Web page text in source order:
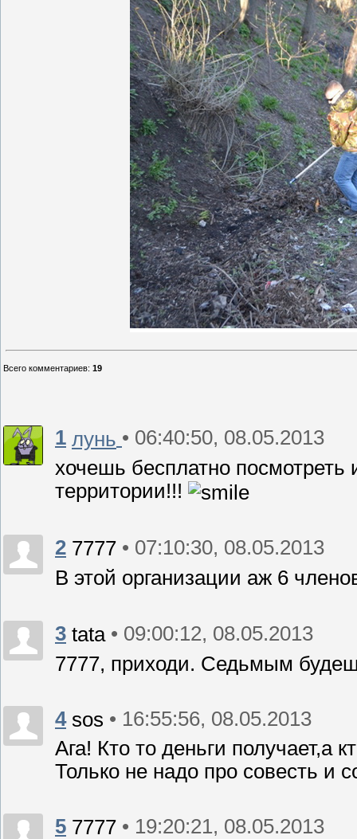
Всего комментариев: 19
1 лунь • 06:40:50, 08.05.2013
хочешь бесплатно посмотреть
территории!!!
2 7777 • 07:10:30, 08.05.2013
В этой организации аж 6
3 tata • 09:00:12, 08.05.2013
7777, приходи. Седьмым
4 sos • 16:55:56, 08.05.2013
Ага! Кто то деньги получает,а
Только не надо про совесть и
5 7777 • 19:20:21, 08.05.2013